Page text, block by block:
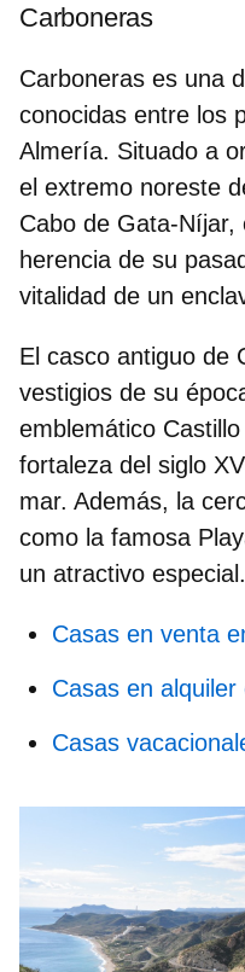
Carboneras
Carboneras es una
conocidas entre los
Almería. Situado a
el extremo noreste
Cabo de Gata-Níjar,
herencia de su
vitalidad de un
El casco antiguo de
vestigios de su
emblemático
fortaleza del siglo
mar. Además, la
como la famosa
un atractivo especial.
Casas en venta
Casas en
Casas